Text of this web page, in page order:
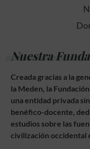
Nuestra
Creada gracias a la
la Meden, la
una entidad privada
benéfico-docente,
estudios sobre las
civilización occidental